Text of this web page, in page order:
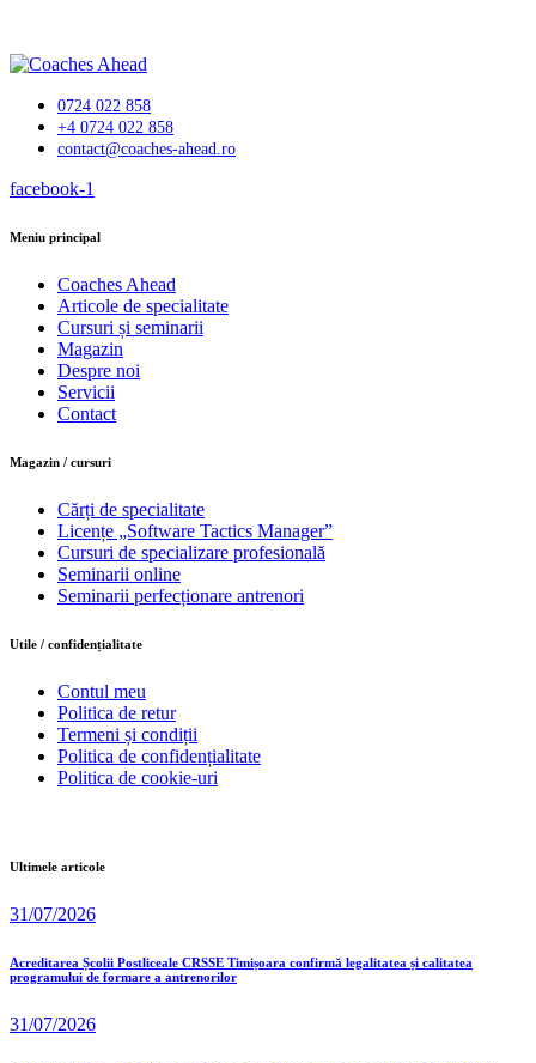
0724 022 858
+4 0724 022 858
contact@coaches-ahead.ro
facebook-1
Meniu principal
Coaches Ahead
Articole de specialitate
Cursuri și seminarii
Magazin
Despre noi
Servicii
Contact
Magazin / cursuri
Cărți de specialitate
Licențe „Software Tactics Manager”
Cursuri de specializare profesională
Seminarii online
Seminarii perfecționare antrenori
Utile / confidențialitate
Contul meu
Politica de retur
Termeni și condiții
Politica de confidențialitate
Politica de cookie-uri
Ultimele articole
31/07/2026
Acreditarea Școlii Postliceale CRSSE Timișoara confirmă legalitatea și calitatea
programului de formare a antrenorilor
31/07/2026